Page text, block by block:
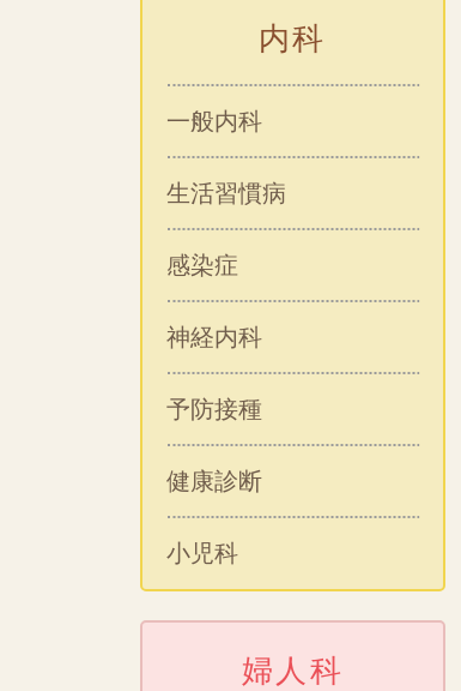
内科
一般内科
生活習慣病
感染症
神経内科
予防接種
健康診断
小児科
婦人科